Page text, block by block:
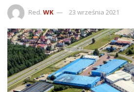
Red. WK 23 września 2021